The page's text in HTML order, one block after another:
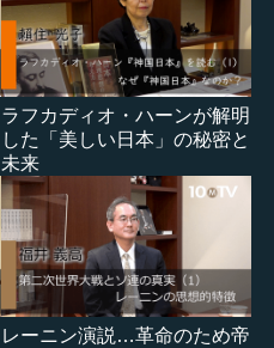
ラフカディオ・ハーンが解明
した「美しい日本」の秘密と
未来
レーニン演説…革命のため帝